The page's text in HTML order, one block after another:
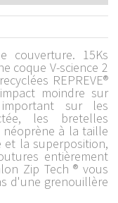
couverture. 15Ks
coque V-science 2
REPREVE®
moindre sur
sur les
les bretelles
à la taille
la superposition,
entièrement
Zip Tech ® vous
d'une grenouillère